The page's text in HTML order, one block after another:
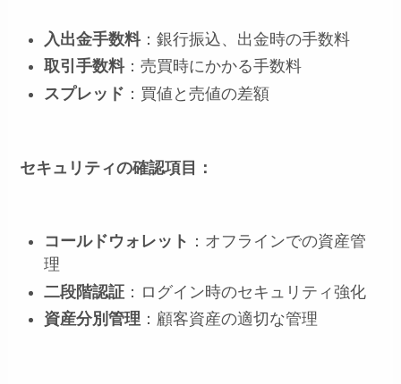
入出金手数料：銀行振込、出金時の手数料
取引手数料：売買時にかかる手数料
スプレッド ：買値と売値の差額
セキュリティの確認項目：
コールドウォレット ：オフラインでの資産管
理
二段階認証 ：ログイン時のセキュリティ強化
資産分別管理 ：顧客資産の適切な管理